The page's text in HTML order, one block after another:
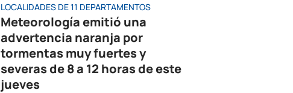
LOCALIDADES DE 11 DEPARTAMENTOS
Meteorología emitió una
advertencia naranja por
tormentas muy fuertes y
severas de 8 a 12 horas de este
jueves